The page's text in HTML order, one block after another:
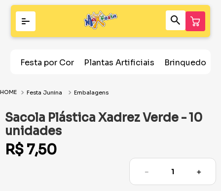
Festa por Cor Plantas Artificiais Brinquedos
Festa Junina Embalagens
Sacola Plástica Xadrez Verde - 10
unidades
R$ 7,50
＋
－